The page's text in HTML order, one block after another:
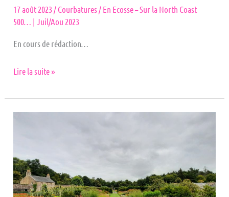
17 août 2023/ Courbatures/ En Ecosse – Sur la North Coast
500… | Juil/Aou 2023
En cours de rédaction…
Lire la suite »
Portpatrick